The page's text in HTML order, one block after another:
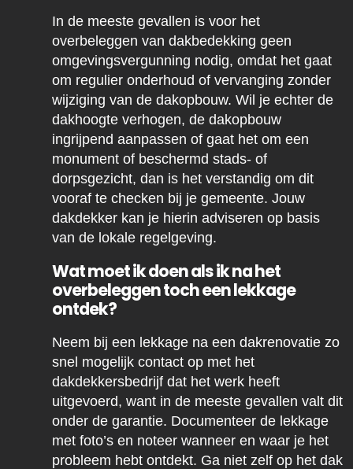
In de meeste gevallen is voor het
overbeleggen van dakbedekking geen
omgevingsvergunning nodig, omdat het gaat
om regulier onderhoud of vervanging zonder
wijziging van de dakopbouw. Wil je echter de
dakhoogte verhogen, de dakopbouw
ingrijpend aanpassen of gaat het om een
monument of beschermd stads- of
dorpsgezicht, dan is het verstandig om dit
vooraf te checken bij je gemeente. Jouw
dakdekker kan je hierin adviseren op basis
van de lokale regelgeving.
Wat moet ik doen als ik na het
overbeleggen toch een lekkage
ontdek?
Neem bij een lekkage na een dakrenovatie zo
snel mogelijk contact op met het
dakdekkersbedrijf dat het werk heeft
uitgevoerd, want in de meeste gevallen valt dit
onder de garantie. Documenteer de lekkage
met foto’s en noteer wanneer en waar je het
probleem hebt ontdekt. Ga niet zelf op het dak